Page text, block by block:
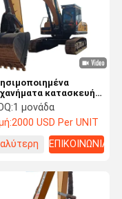
κατασκευής
245 Excavator
Excavator
24,5 Τόνους
1 μονάδα
2000 USD Per UNIT
ΕΠΙΚΟΙΝΩΝΙΑ